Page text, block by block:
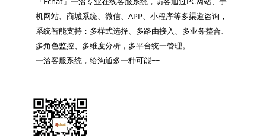
机网站、商城系统、微信、APP、小程序等多渠道咨询，
系统智能支持：多样式选择、多路由接入、多业务整合、
多角色监控、多维度分析，多平台统一管理。
一洽客服系统，给沟通多一种可能~~